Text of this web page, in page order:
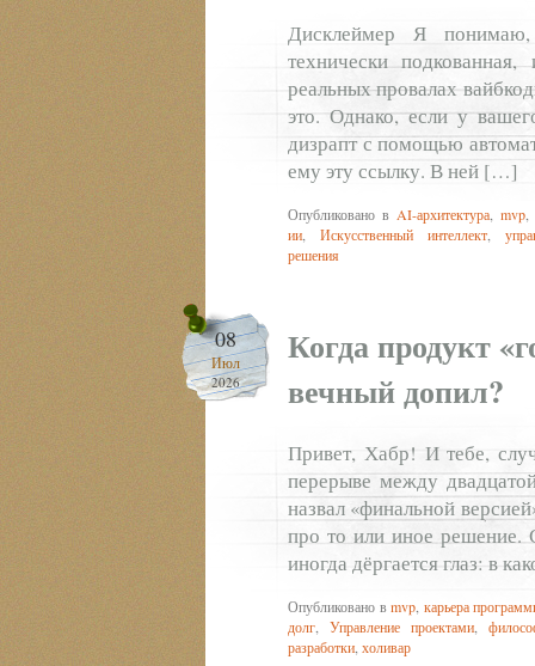
Дисклеймер Я
технически
реальных провалах
это. Однако, если у
дизрапт с помощью
ему эту ссылку. В ней […]
Опубликовано в AI-архитектура, mvp,
ии, Искусственный интеллект,
решения
08
Июл
2026
Когда продукт
вечный допил?
Привет, Хабр! И тебе,
перерыве между
назвал «финальной
про то или иное
иногда дёргается глаз: в
Опубликовано вmvp, карьера
долг, Управление проектами,
разработки,холивар